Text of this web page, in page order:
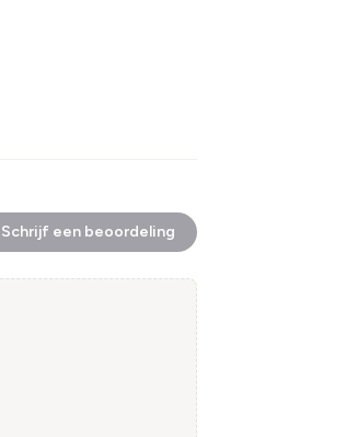
Schrijf een beoordeling